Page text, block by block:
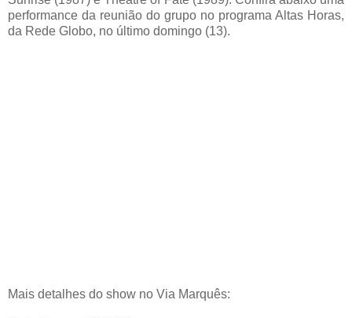
performance da reunião do grupo no programa Altas Horas,
da Rede Globo, no último domingo (13).
Mais detalhes do show no Via Marquês: